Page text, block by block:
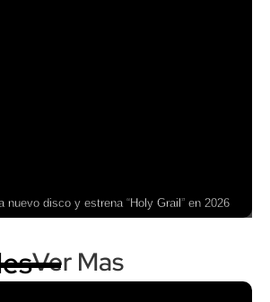
nuevo disco y estrena “Holy Grail” en 2026
Ver Mas